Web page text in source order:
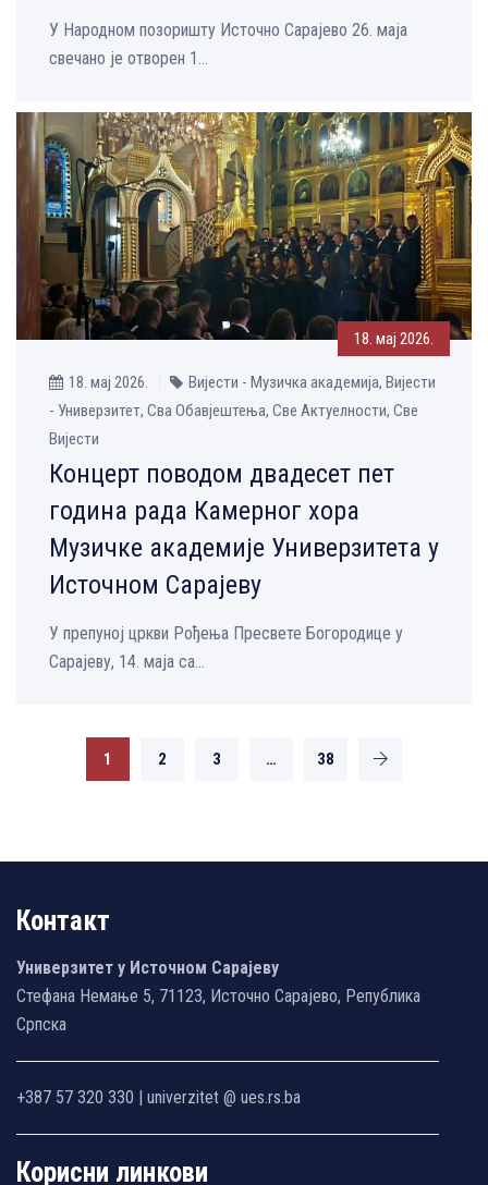
У Народном позоришту Источно Сарајево 26. маја
свечано је отворен 1...
18. мај 2026.
18. мај 2026.
Вијести - Музичка aкадемија, Вијести
- Универзитет, Сва Обавјештења, Све Aктуелности, Све
Вијести
Концерт поводом двадесет пет
година рада Камерног хора
Музичке академије Универзитета у
Источном Сарајеву
У препуној цркви Рођења Пресвете Богородице у
Сарајеву, 14. маја са...
1 2 3 … 38
Контакт
Универзитет у Источном Сарајеву
Стефана Немање 5, 71123, Источно Сарајево, Република
Српска
+387 57 320 330 | univerzitet @ ues.rs.ba
Корисни линкови